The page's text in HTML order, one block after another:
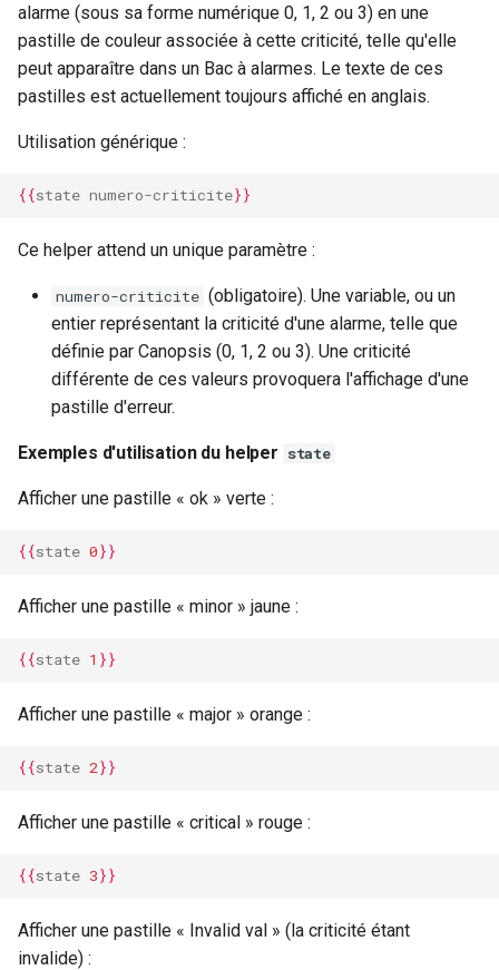
alarme (sous sa forme numérique 0, 1, 2 ou 3) en une
pastille de couleur associée à cette criticité, telle qu'elle
peut apparaître dans un Bac à alarmes. Le texte de ces
pastilles est actuellement toujours affiché en anglais.
Utilisation générique :
{{state numero-criticite}}
Ce helper attend un unique paramètre :
numero-criticite (obligatoire). Une variable, ou un
entier représentant la criticité d'une alarme, telle que
définie par Canopsis (0, 1, 2 ou 3). Une criticité
différente de ces valeurs provoquera l'affichage d'une
pastille d'erreur.
Exemples d'utilisation du helper state
Afficher une pastille « ok » verte :
{{state 0}}
Afficher une pastille « minor » jaune :
{{state 1 }}
Afficher une pastille « major » orange :
{{state 2}}
Afficher une pastille « critical » rouge :
{{state 3}}
Afficher une pastille « Invalid val » (la criticité étant
invalide) :